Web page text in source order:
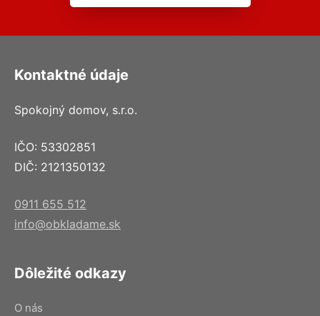
Kontaktné údaje
Spokojný domov, s.r.o.
IČO: 53302851
DIČ: 2121350132
0911 655 512
info@obkladame.sk
Dôležité odkazy
O nás